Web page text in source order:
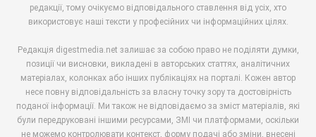
редакції, тому очікуємо відповідального ставлення від усіх, хто
використовує наші тексти у професійних чи інформаційних цілях.
Редакція digestmedia.net залишає за собою право не поділяти думки,
позиції чи висновки, викладені в авторських статтях, аналітичних
матеріалах, колонках або інших публікаціях на порталі. Кожен автор
несе повну відповідальність за власну точку зору та достовірність
поданої інформації. Ми також не відповідаємо за зміст матеріалів, які
були передруковані іншими ресурсами, ЗМІ чи платформами, оскільки
не можемо контролювати контекст, форму подачі або зміни, внесені